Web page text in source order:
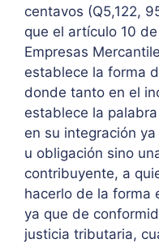
centavos (Q5,122,
que el artículo 10
Empresas
establece la forma
donde tanto en el
establece la
en su integración
u obligación sino
contribuyente, a
hacerlo de la forma
ya que de
justicia tributaria,